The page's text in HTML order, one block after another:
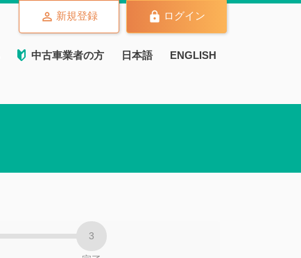
中古車業者の方 日本語 ENGLISH
新規登録 ログイン